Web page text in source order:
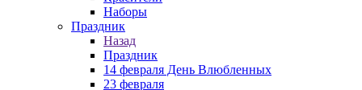
Наборы
Праздник
Назад
Праздник
14 февраля День Влюбленных
23 февраля